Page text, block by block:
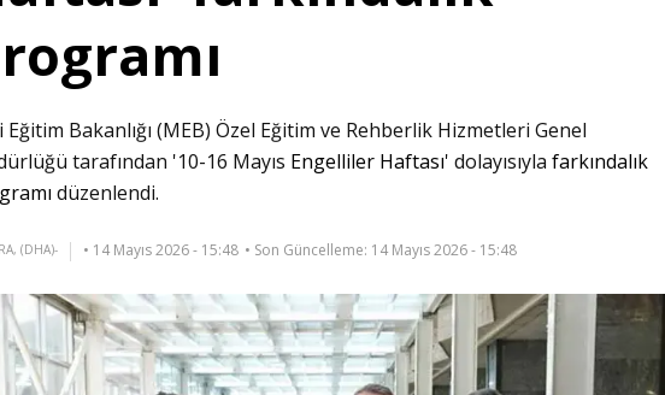
Eğitim Bakanlığı (MEB) Özel Eğitim ve Rehberlik Hizmetleri Genel
tarafından '10-16 Mayıs Engelliler Haftası' dolayısıyla farkındalık
düzenlendi.
(DHA)- • 14 Mayıs 2026 - 15:48 • Son Güncelleme: 14 Mayıs 2026 - 15:48